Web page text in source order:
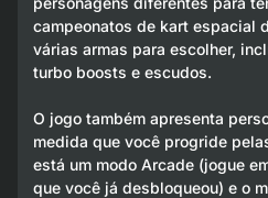
campeonatos de kart espacial
várias armas para escolher,
turbo boosts e escudos.
O jogo também apresenta
medida que você progride
está um modo Arcade (jogue
que você já desbloqueou) e o